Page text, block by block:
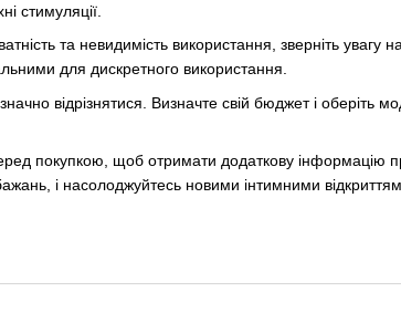
стимуляції.
та невидимість використання, зверніть увагу
для дискретного використання.
відрізнятися. Визначте свій бюджет і оберіть
покупкою, щоб отримати додаткову інформацію
і насолоджуйтесь новими інтимними